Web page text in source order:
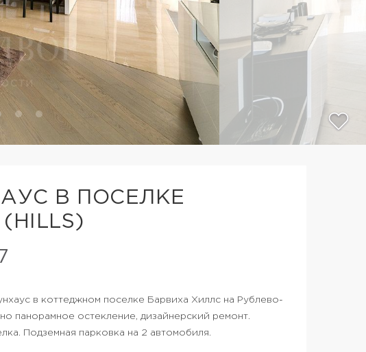
В ПОСЕЛКЕ
в коттеджном поселке Барвиха Хиллс на Рублево-
панорамное остекление, дизайнерский ремонт.
Подземная парковка на 2 автомобиля.